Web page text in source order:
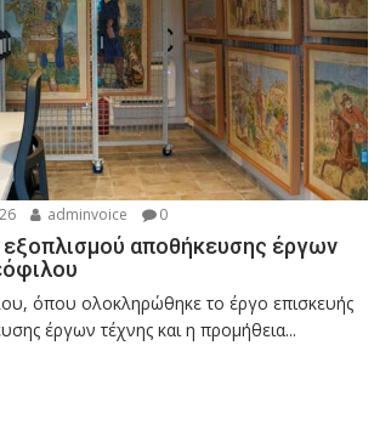
adminvoice 0
αποθήκευσης έργων
όπου ολοκληρώθηκε το έργο επισκευής
έργων τέχνης και η προμήθεια...